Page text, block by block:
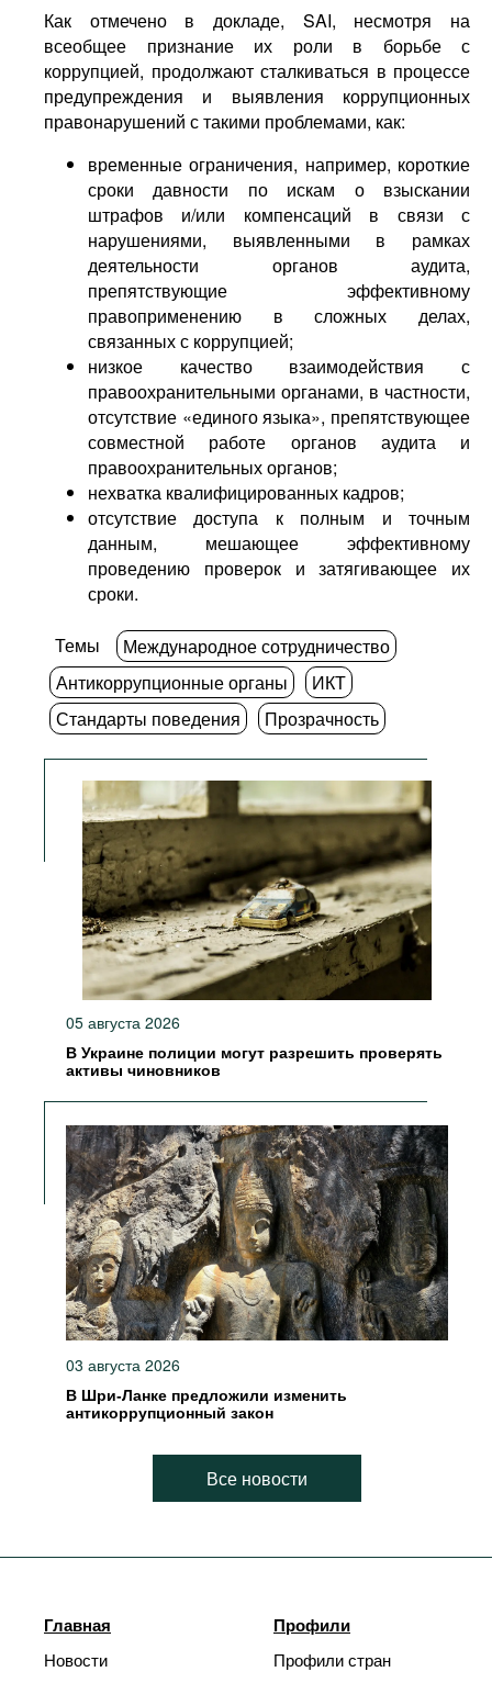
Как отмечено в докладе, SAI, несмотря на
всеобщее признание их роли в борьбе с
коррупцией, продолжают сталкиваться в процессе
предупреждения и выявления коррупционных
правонарушений с такими проблемами, как:
временные ограничения, например, короткие
сроки давности по искам о взыскании
штрафов и/или компенсаций в связи с
нарушениями, выявленными в рамках
деятельности органов аудита,
препятствующие эффективному
правоприменению в сложных делах,
связанных с коррупцией;
низкое качество взаимодействия с
правоохранительными органами, в частности,
отсутствие «единого языка», препятствующее
совместной работе органов аудита и
правоохранительных органов;
нехватка квалифицированных кадров;
отсутствие доступа к полным и точным
данным, мешающее эффективному
проведению проверок и затягивающее их
сроки.
Темы
Международное сотрудничество
Антикоррупционные органы
ИКТ
Стандарты поведения
Прозрачность
05 августа 2026
В Украине полиции могут разрешить проверять
активы чиновников
03 августа 2026
В Шри-Ланке предложили изменить
антикоррупционный закон
Все новости
Главная
Новости
Профили
Профили стран